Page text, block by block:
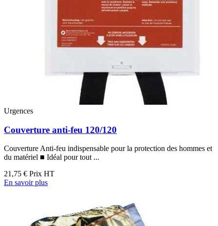
Urgences
Couverture anti-feu 120/120
Couverture Anti-feu indispensable pour la protection des hommes et
du matériel ■ Idéal pour tout ...
21,75 € Prix HT
En savoir plus